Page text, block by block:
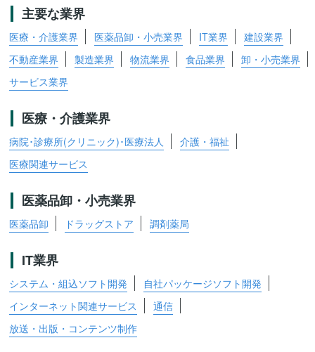
主要な業界
医療・介護業界 医薬品卸・小売業界 IT業界
建設業界
不動産業界
製造業界 物流業界 食品業界
卸・小売業界
サービス業界
医療・介護業界
病院･診療所(クリニック)･医療法人
介護・福祉
医療関連サービス
医薬品卸・小売業界
医薬品卸 ドラッグストア 調剤薬局
IT業界
システム・組込ソフト開発
自社パッケージソフト開発
インターネット関連サービス
通信
放送・出版・コンテンツ制作